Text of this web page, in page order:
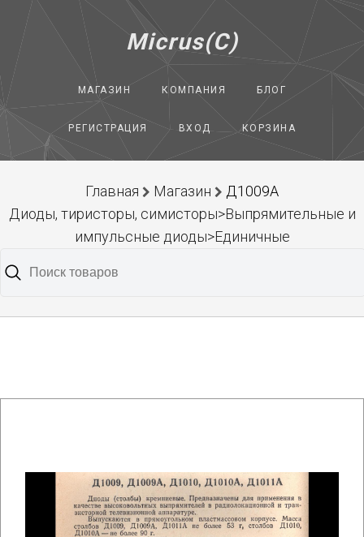
Micrus(C)
МАГАЗИН КОМПАНИЯ БЛОГ
РЕГИСТРАЦИЯ ВХОД КОРЗИНА
Главная Магазин
Д1009А
Диоды, тиристоры, симисторы>Выпрямительные и
импульсные диоды>Единичные